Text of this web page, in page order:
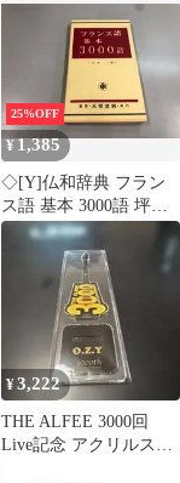
25%OFF
¥1,385
◇[Y]仏和辞典 フラン
ス語 基本 3000語 坪井
大学書林 1971
¥3,222
THE ALFEE 3000回
Live記念 アクリルスタ